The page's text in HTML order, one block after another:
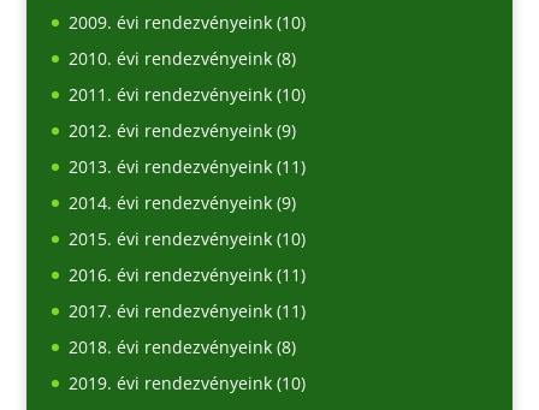
2009. évi rendezvényeink(10)
2010. évi rendezvényeink(8)
2011. évi rendezvényeink(10)
2012. évi rendezvényeink(9)
2013. évi rendezvényeink(11)
2014. évi rendezvényeink(9)
2015. évi rendezvényeink(10)
2016. évi rendezvényeink(11)
2017. évi rendezvényeink(11)
2018. évi rendezvényeink(8)
2019. évi rendezvényeink(10)